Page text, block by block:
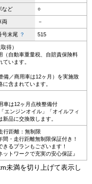
など ○
両 －
号末尾 ？ 515
得）
（自動車重量税、自賠責保険料
います。
備／商用車は12ヶ月）を実施致
含まれています。
車は12ヶ月点検整備付
エンジンオイル」「オイルフィ
品に交換致します。
行距離：無制限
間・走行距離無制限保証付き！
るプランもございます！
ットワークで充実の安心保証』
未満を切り上げて表示し